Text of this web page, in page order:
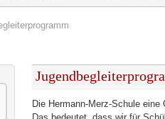
Die Hermann-Merz-Schule